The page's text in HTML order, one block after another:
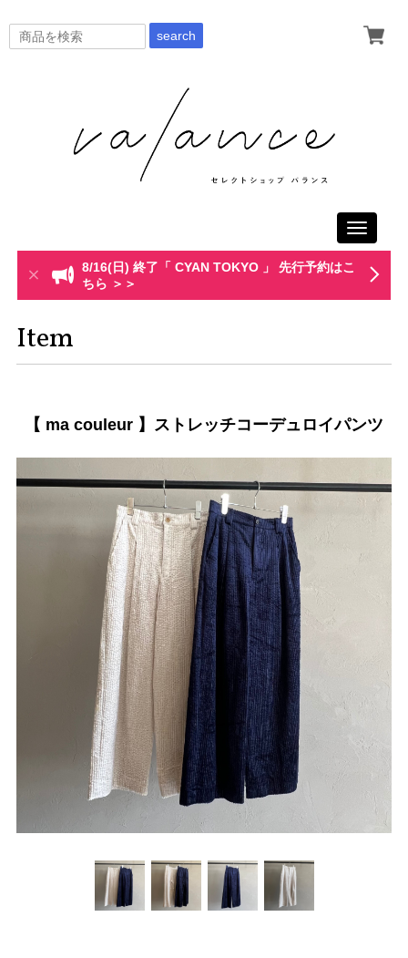
search
Toggle
8/16(日) 終了「 CYAN TOKYO 」 先行予約はこ
ちら ＞＞
Item
【 ma couleur 】ストレッチコーデュロイパンツ